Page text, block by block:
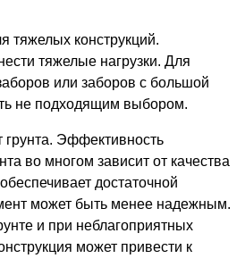
конструкций.
тяжелые нагрузки. Для
или заборов с большой
не подходящим выбором.
Эффективность
во многом зависит от качества
достаточной
может быть менее надежным.
и при неблагоприятных
может привести к